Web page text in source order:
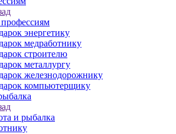
энергетику
медработнику
строителю
металлургу
железнодорожнику
компьютерщику
и рыбалка